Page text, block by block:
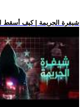
.. شيفرة الجريمة | كيف